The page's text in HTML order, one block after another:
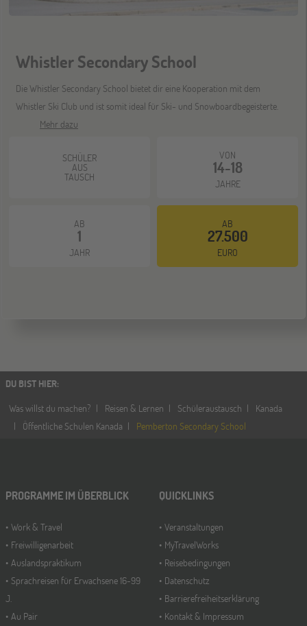
ONLINE
21
DEZ
ONLINE
Schüleraustausch-Infoabend (Ozeanien &
Nordamerika)
Whistler Secondary School
Die Whistler Secondary School bietet dir eine Kooperation mit dem
Whistler Ski Club und ist somit ideal für Ski- und Snowboardbegeisterte.
Mehr dazu
SCHÜLER
AUS
TAUSCH
VON
14-18
JAHRE
AB
1
JAHR
AB
27.500
EURO
DU BIST HIER:
Was willst du machen?
Reisen & Lernen Schüleraustausch
Kanada
Öffentliche Schulen Kanada
Pemberton Secondary School
PROGRAMME IM ÜBERBLICK
Work & Travel
Freiwilligenarbeit
Auslandspraktikum
Sprachreisen für Erwachsene 16-99
J.
Au Pair
QUICKLINKS
Veranstaltungen
MyTravelWorks
Reisebedingungen
Datenschutz
Barrierefreiheitserklärung
Kontakt & Impressum